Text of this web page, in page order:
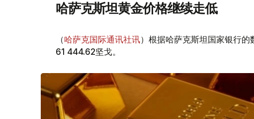
哈萨克斯坦黄金价格继续走低
（哈萨克国际通讯社讯）根据哈萨克斯坦国家银行
61 444.62坚戈。